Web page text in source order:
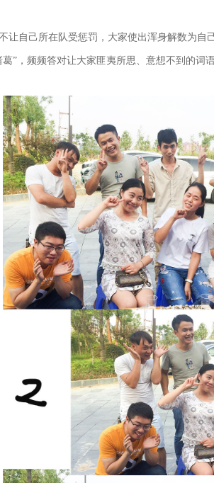
让自己所在队受惩罚，大家使出浑身解数为
”，频频答对让大家匪夷所思、意想不到的